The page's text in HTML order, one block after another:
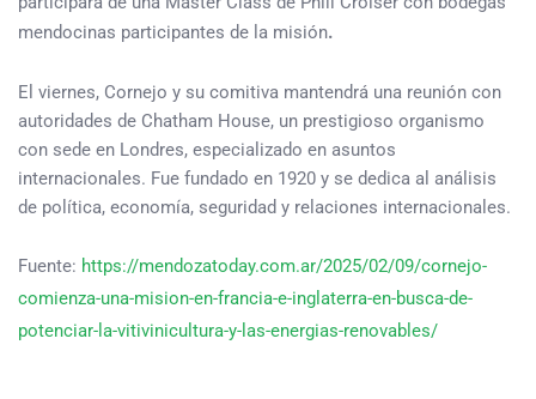
mendocinas participantes de la misión.
El viernes, Cornejo y su comitiva mantendrá una reunión con
autoridades de Chatham House, un prestigioso organismo
con sede en Londres, especializado en asuntos
internacionales. Fue fundado en 1920 y se dedica al análisis
de política, economía, seguridad y relaciones internacionales.
Fuente: https://mendozatoday.com.ar/2025/02/09/cornejo-
comienza-una-mision-en-francia-e-inglaterra-en-busca-de-
potenciar-la-vitivinicultura-y-las-energias-renovables/